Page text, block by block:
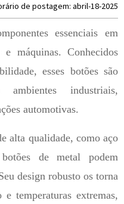
de postagem: abril-18-2025
essenciais em
máquinas. Conhecidos
esses botões são
ambientes industriais,
automotivas.
alta qualidade, como aço
de metal podem
design robusto os torna
temperaturas extremas,